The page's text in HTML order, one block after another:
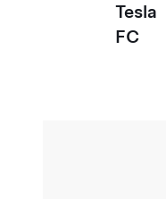
Tesla
FC